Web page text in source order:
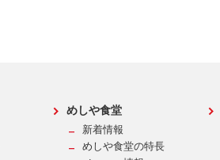
めしや食堂
新着情報
めしや食堂の特長